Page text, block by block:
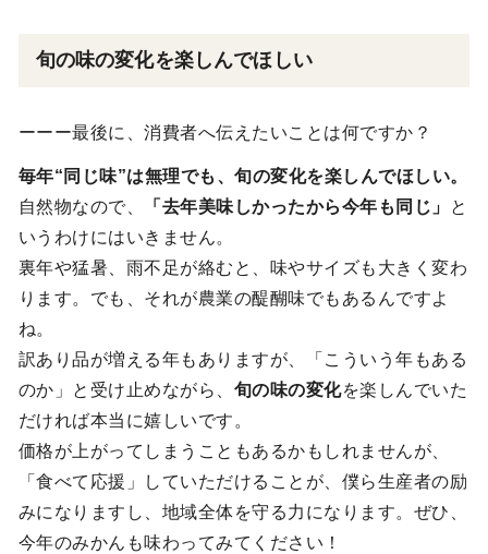
旬の味の変化を楽しんでほしい
ーーー最後に、消費者へ伝えたいことは何ですか？
毎年“同じ味”は無理でも、旬の変化を楽しんでほしい。
自然物なので、
「去年美味しかったから今年も同じ」
と
いうわけにはいきません。
裏年や猛暑、雨不足が絡むと、味やサイズも大きく変わ
ります。でも、それが農業の醍醐味でもあるんですよ
ね。
訳あり品が増える年もありますが、「こういう年もある
のか」と受け止めながら、 旬の味の変化を楽しんでいた
だければ本当に嬉しいです。
価格が上がってしまうこともあるかもしれませんが、
「食べて応援」していただけることが、僕ら生産者の励
みになりますし、地域全体を守る力になります。ぜひ、
今年のみかんも味わってみてください！